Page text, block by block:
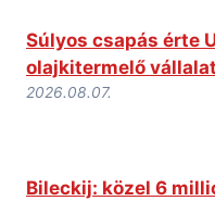
Súlyos csapás érte
olajkitermelő
2026.08.07.
Bileckij: közel 6